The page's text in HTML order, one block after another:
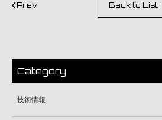
Prev Back to List
Category
技術情報